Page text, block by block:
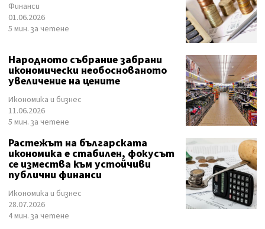
Финанси
01.06.2026
5 мин. за четене
Народното събрание забрани
икономически необоснованото
увеличение на цените
Икономика и бизнес
11.06.2026
5 мин. за четене
Растежът на българската
икономика е стабилен, фокусът
се измества към устойчиви
публични финанси
Икономика и бизнес
28.07.2026
4 мин. за четене